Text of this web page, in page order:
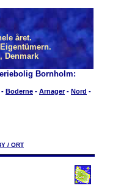
året.
Denmark
Bornholm:
- Boderne - Arnager- Nord -
/ ORT